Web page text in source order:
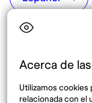
Acerca de
Utilizamos cookies
relacionada con el
Top destinos
México
España